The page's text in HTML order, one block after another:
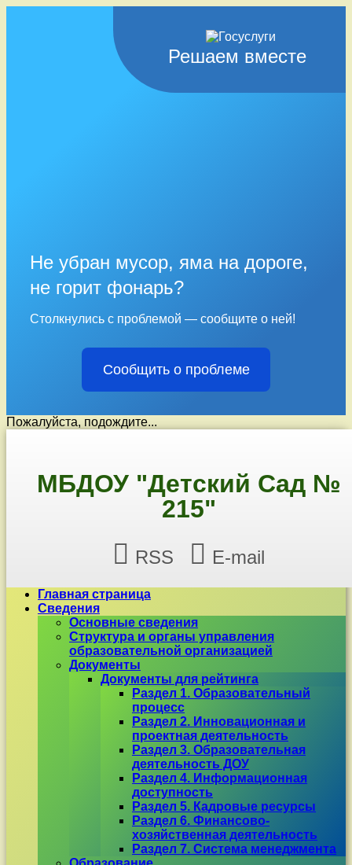
Решаем вместе
Не убран мусор, яма на дороге,
не горит фонарь?
Столкнулись с проблемой — сообщите о ней!
Сообщить о проблеме
Пожалуйста, подождите...
МБДОУ "Детский Сад №
215"
RSS E-mail
Главная страница
Сведения
Основные сведения
Структура и органы управления
образовательной организацией
Документы
Документы для рейтинга
Раздел 1. Образовательный
процесс
Раздел 2. Инновационная и
проектная деятельность
Раздел 3. Образовательная
деятельность ДОУ
Раздел 4. Информационная
доступность
Раздел 5. Кадровые ресурсы
Раздел 6. Финансово-
хозяйственная деятельность
Раздел 7. Система менеджмента